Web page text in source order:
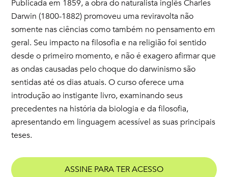
Publicada em 1859, a obra do naturalista inglês Charles
Darwin (1800-1882) promoveu uma reviravolta não
somente nas ciências como também no pensamento em
geral. Seu impacto na filosofia e na religião foi sentido
desde o primeiro momento, e não é exagero afirmar que
as ondas causadas pelo choque do darwinismo são
sentidas até os dias atuais. O curso oferece uma
introdução ao instigante livro, examinando seus
precedentes na história da biologia e da filosofia,
apresentando em linguagem acessível as suas principais
teses.
ASSINE PARA TER ACESSO